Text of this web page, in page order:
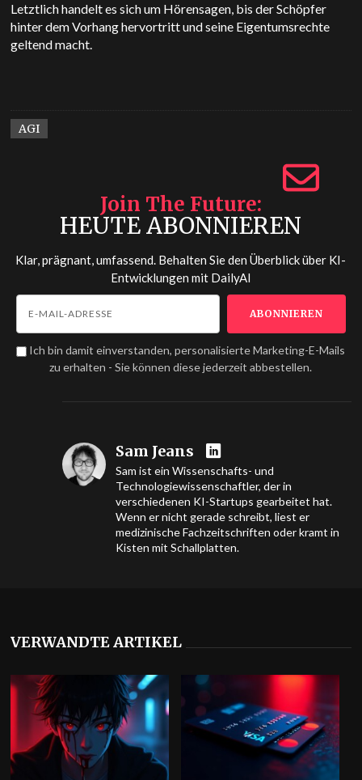
Letztlich handelt es sich um Hörensagen, bis der Schöpfer
hinter dem Vorhang hervortritt und seine Eigentumsrechte
geltend macht.
AGI
Join The Future
HEUTE ABONNIEREN
Klar, prägnant, umfassend. Behalten Sie den Überblick über KI-
Entwicklungen mit DailyAI
Ich bin damit einverstanden, personalisierte Marketing-E-Mails
zu erhalten - Sie können diese jederzeit abbestellen.
Sam Jeans
Sam ist ein Wissenschafts- und
Technologiewissenschaftler, der in
verschiedenen KI-Startups gearbeitet hat.
Wenn er nicht gerade schreibt, liest er
medizinische Fachzeitschriften oder kramt in
Kisten mit Schallplatten.
VERWANDTE ARTIKEL